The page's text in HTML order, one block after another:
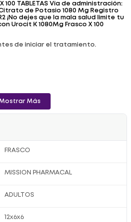
X 100 TABLETAS Vía de administración:
de Potasio 1080 Mg Registro
¡No dejes que la mala salud limite tu
Urocit K 1080Mg Frasco X 100
de iniciar el tratamiento.
Más
FRASCO
MISSION PHARMACAL
ADULTOS
12x6x6